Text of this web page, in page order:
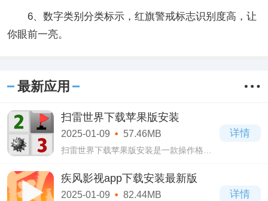
6、数字类别分类标示，红旗警戒标志识别度高，让
你眼前一亮。
最新应用
扫雷世界下载苹果版安装
2025-01-09 57.46MB
扫雷世界下载苹果版安装是一款操作格外
安装完美还原曾经电脑上的单机小游戏，
而且还提供了更多难度选择给大家体验哦!
详情
疾风影视app下载安装最新版
2025-01-09 82.44MB 详情